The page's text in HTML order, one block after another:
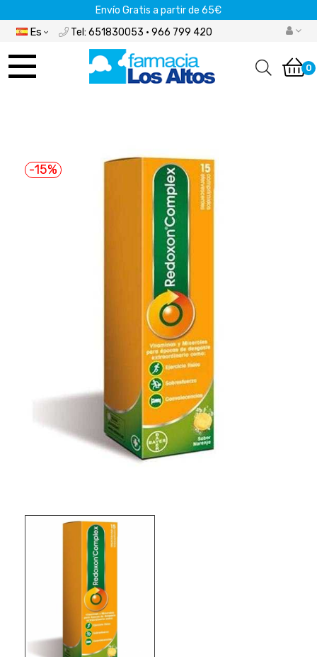
Envío Gratis a partir de 65€
Es Tel: 651830053 · 966 799 420
Navegación 0
-15%